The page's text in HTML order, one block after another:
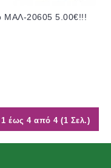
20605 5.00€!!!
έως 4 από 4 (1 Σελ.)